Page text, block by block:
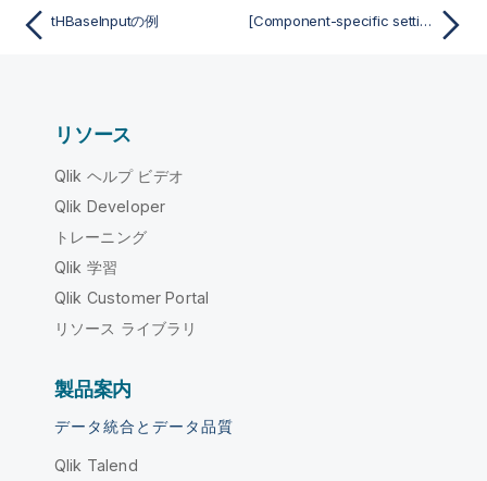
tHBaseInputの例 [Component-specific settings] (コンポーネント固有設定) (tHBaseOutput用)
リソース
Qlik ヘルプ ビデオ
Qlik Developer
トレーニング
Qlik 学習
Qlik Customer Portal
リソース ライブラリ
製品案内
データ統合とデータ品質
Qlik Talend